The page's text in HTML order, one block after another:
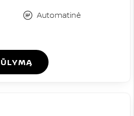
Automatinė